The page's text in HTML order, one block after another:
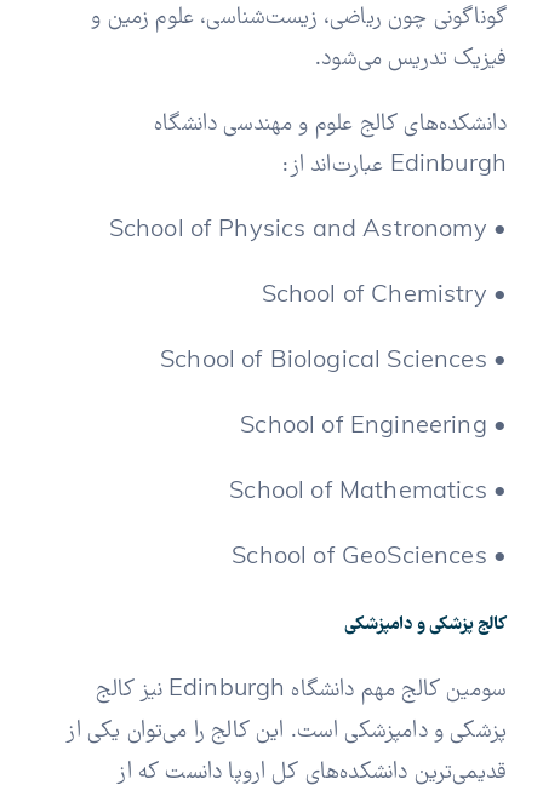
گوناگونی چون ریاضی، زیست‌شناسی، علوم زمین و
فیزیک تدریس می‌شود.
دانشکده‌های کالج علوم و مهندسی دانشگاه
Edinburgh عبارت‌اند از:
• School of Physics and Astronomy
• School of Chemistry
• School of Biological Sciences
• School of Engineering
• School of Mathematics
• School of GeoSciences
کالج پزشکی و دامپزشکی
سومین کالج مهم دانشگاه Edinburgh نیز کالج
پزشکی و دامپزشکی است. این کالج را می‌توان یکی از
قدیمی‌ترین دانشکده‌های کل اروپا دانست که از